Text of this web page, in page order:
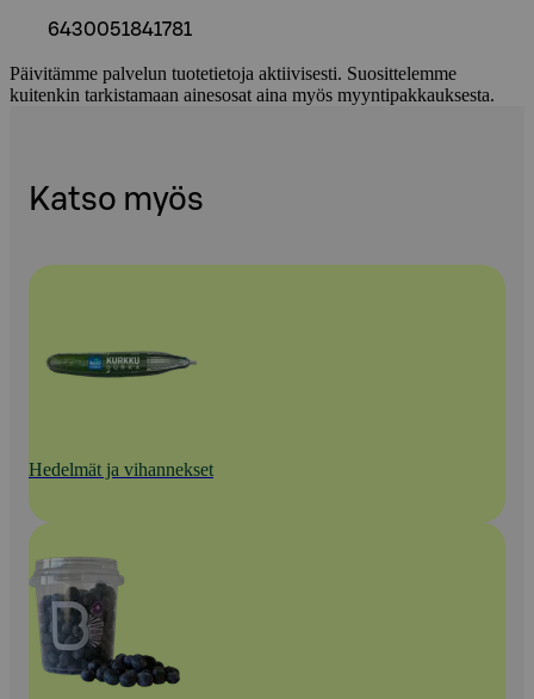
6430051841781
Päivitämme palvelun tuotetietoja aktiivisesti. Suosittelemme
kuitenkin tarkistamaan ainesosat aina myös myyntipakkauksesta.
Katso myös
Hedelmät ja vihannekset